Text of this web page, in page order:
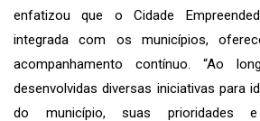
enfatizou que o Cidade
integrada com os municípios,
acompanhamento contínuo. “Ao
desenvolvidas diversas iniciativas para
do município, suas prioridades